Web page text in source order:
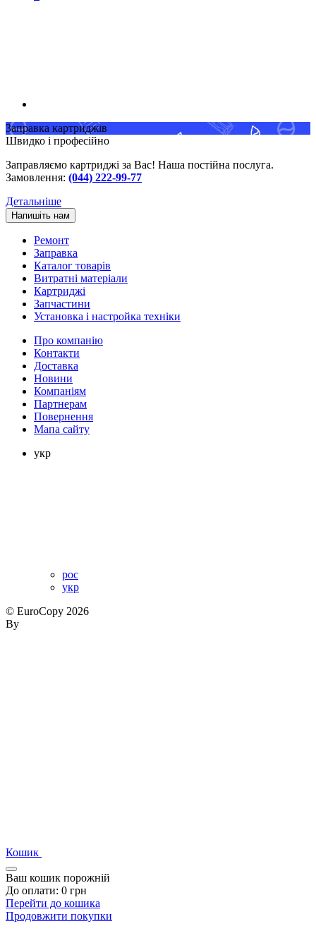
Заправка картриджів
Швидко і професійно
Заправляємо картриджі за Вас! Наша постійна послуга.
Замовлення: (044) 222-99-77
Детальніше
Напишіть нам
Ремонт
Заправка
Каталог товарів
Витратні матеріали
Картриджі
Запчастини
Установка і настройка техніки
Про компанію
Контакти
Доставка
Новини
Компаніям
Партнерам
Повернення
Мапа сайту
укр
рос
укр
© EuroCopy 2026
By
Кошик
Ваш кошик порожній
До оплати: 0 грн
Перейти до кошика
Продовжити покупки